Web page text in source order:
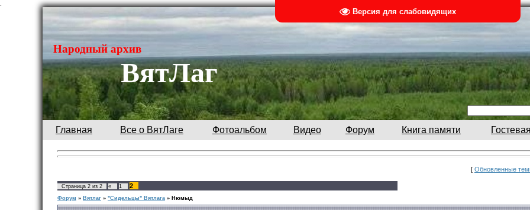
Версия для слабовидящих
Народный архив
ВятЛаг
Главная Все о ВятЛаге Фотоальбом Видео Форум Книга памяти
[ Обновленные
Страница 2 из 2 « 1 2
Форум » Вятлаг » "Сидельцы" Вятлага » Нюмыд